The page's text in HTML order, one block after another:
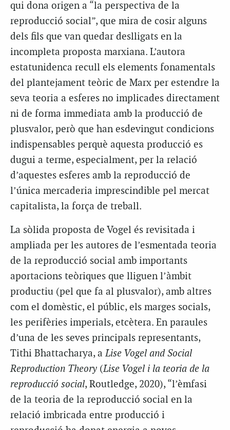
qui dona origen a “la perspectiva de la
reproducció social”, que mira de cosir alguns
dels fils que van quedar deslligats en la
incompleta proposta marxiana. L’autora
estatunidenca recull els elements fonamentals
del plantejament teòric de Marx per estendre la
seva teoria a esferes no implicades directament
ni de forma immediata amb la producció de
plusvalor, però que han esdevingut condicions
indispensables perquè aquesta producció es
dugui a terme, especialment, per la relació
d’aquestes esferes amb la reproducció de
l’única mercaderia imprescindible pel mercat
capitalista, la força de treball.
La sòlida proposta de Vogel és revisitada i
ampliada per les autores de l’esmentada teoria
de la reproducció social amb importants
aportacions teòriques que lliguen l’àmbit
productiu (pel que fa al plusvalor), amb altres
com el domèstic, el públic, els marges socials,
les perifèries imperials, etcètera. En paraules
d’una de les seves principals representants,
Tithi Bhattacharya, aLise Vogel and Social
Reproduction Theory (Lise Vogel i la teoria de la
reproducció social, Routledge, 2020), “l’èmfasi
de la teoria de la reproducció social en la
relació imbricada entre producció i